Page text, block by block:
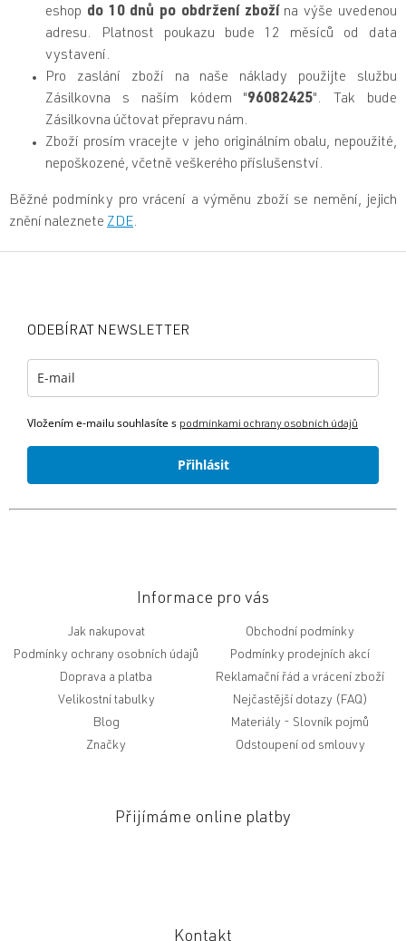
eshop do 10 dnů po obdržení zbožína výše uvedenou
adresu. Platnost poukazu bude 12 měsíců od data
vystavení.
Pro zaslání zboží na naše náklady použijte službu
Zásilkovna s naším kódem "96082425". Tak bude
Zásilkovna účtovat přepravu nám.
Zboží prosím vracejte v jeho originálním obalu, nepoužité,
nepoškozené, včetně veškerého příslušenství.
Běžné podmínky pro vrácení a výměnu zboží se nemění, jejich
znění naleznete ZDE.
ODEBÍRAT NEWSLETTER
Vložením e-mailu souhlasíte s podmínkami ochrany osobních údajů
Přihlásit
Informace pro vás
Jak nakupovat
Obchodní podmínky
Podmínky ochrany osobních údajů
Podmínky prodejních akcí
Doprava a platba
Reklamační řád a vrácení zboží
Velikostní tabulky
Nejčastější dotazy (FAQ)
Blog
Slovník pojmů
Značky
Odstoupení od smlouvy
Přijímáme online platby
Kontakt